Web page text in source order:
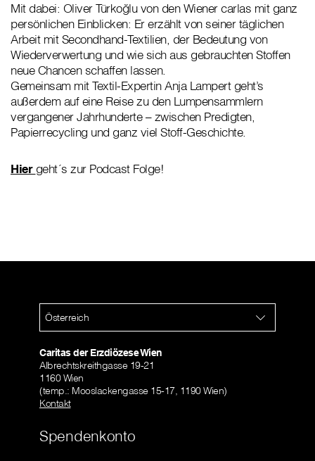
Mit dabei: Oliver Türkoğlu von den Wiener carlas mit ganz
persönlichen Einblicken: Er erzählt von seiner täglichen
Arbeit mit Secondhand-Textilien, der Bedeutung von
Wiederverwertung und wie sich aus gebrauchten Stoffen
neue Chancen schaffen lassen.
Gemeinsam mit Textil-Expertin Anja Lampert geht’s
außerdem auf eine Reise zu den Lumpensammlern
vergangener Jahrhunderte – zwischen Predigten,
Papierrecycling und ganz viel Stoff-Geschichte.
Hier geht´s zur Podcast Folge!
Österreich
Caritas der Erzdiözese Wien
Albrechtskreithgasse 19-21
1160 Wien
(temp.: Mooslackengasse 15-17, 1190 Wien)
Kontakt
Spendenkonto